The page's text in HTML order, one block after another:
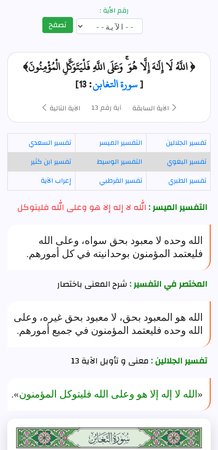
رقم الأية :
تصفح
﴿ اللَّهُ لَا إِلَٰهَ إِلَّا هُوَ ۚ وَعَلَى اللَّهِ فَلْيَتَوَكَّلِ الْمُؤْمِنُونَ﴾
[سورة التغابن: 13]
الآية السابقة آية رقم 13 الآية التالية
تفسير الجلالين التفسير الميسر
تفسير السعدي
تفسير البغوي
التفسير الوسيط
تفسير ابن كثير
تفسير الطبري
تفسير القرطبي إعراب الآية
التفسير الميسر : الله لا إله إلا هو وعلى الله فليتوكل
الله وحده لا معبود بحق سواه، وعلى الله
فليعتمد المؤمنون بوحدانيته في كل أمورهم.
المختصر في التفسير :شرح المعنى باختصار
الله هو المعبود بحق، لا معبود بحق غيره، وعلى
الله وحده فليعتمد المؤمنون في جميع أمورهم.
تفسير الجلالين :معنى و تأويل الآية 13
« الله لا إله إلا هو وعلى الله فليتوكل المؤمنون».